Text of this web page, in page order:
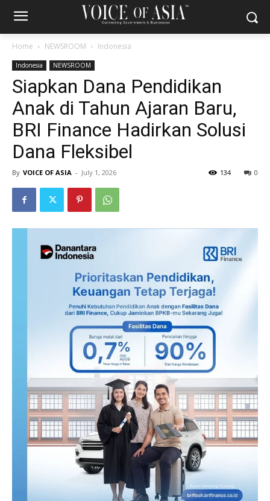
Home NEWSROOM Indonesia
Indonesia NEWSROOM
Siapkan Dana Pendidikan
Anak di Tahun Ajaran Baru,
BRI Finance Hadirkan Solusi
Dana Fleksibel
By VOICE OF ASIA - July 1, 2026 0
134